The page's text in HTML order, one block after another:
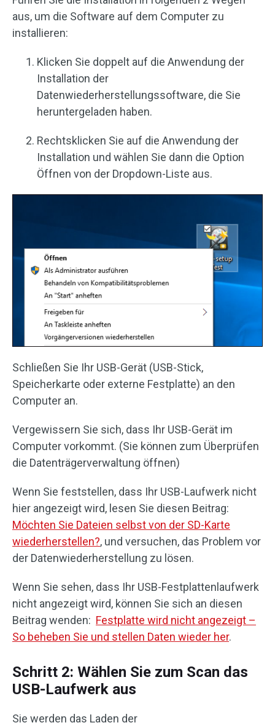
aus, um die Software auf dem Computer zu
installieren:
Klicken Sie doppelt auf die Anwendung der
Installation der
Datenwiederherstellungssoftware, die Sie
heruntergeladen haben.
Rechtsklicken Sie auf die Anwendung der
Installation und wählen Sie dann die Option
Öffnen von der Dropdown-Liste aus.
Schließen Sie Ihr USB-Gerät (USB-Stick,
Speicherkarte oder externe Festplatte) an den
Computer an.
Vergewissern Sie sich, dass Ihr USB-Gerät im
Computer vorkommt. (Sie können zum Überprüfen
die Datenträgerverwaltung öffnen)
Wenn Sie feststellen, dass Ihr USB-Laufwerk nicht
hier angezeigt wird, lesen Sie diesen Beitrag:
Möchten Sie Dateien selbst von der SD-Karte
wiederherstellen?, und versuchen, das Problem vor
der Datenwiederherstellung zu lösen.
Wenn Sie sehen, dass Ihr USB-Festplattenlaufwerk
nicht angezeigt wird, können Sie sich an diesen
Beitrag wenden: Festplatte wird nicht angezeigt –
So beheben Sie und stellen Daten wieder her.
Schritt 2: Wählen Sie zum Scan das
USB-Laufwerk aus
Sie werden das Laden der